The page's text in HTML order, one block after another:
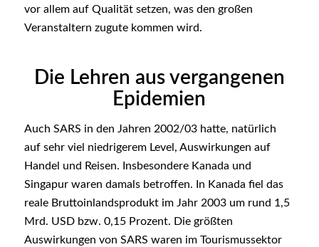
vor allem auf Qualität setzen, was den großen
Veranstaltern zugute kommen wird.
Die Lehren aus vergangenen
Epidemien
Auch SARS in den Jahren 2002/03 hatte, natürlich
auf sehr viel niedrigerem Level, Auswirkungen auf
Handel und Reisen. Insbesondere Kanada und
Singapur waren damals betroffen. In Kanada fiel das
reale Bruttoinlandsprodukt im Jahr 2003 um rund 1,5
Mrd. USD bzw. 0,15 Prozent. Die größten
Auswirkungen von SARS waren im Tourismussektor